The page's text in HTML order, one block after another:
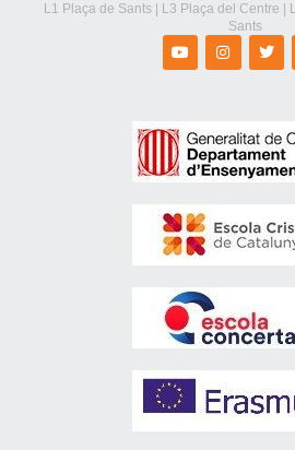
L1 Plaça de Sants | L3 Plaça del Centre |
Sants